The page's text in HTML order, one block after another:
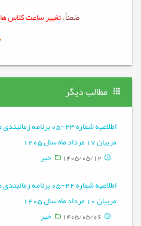
ضمناً ،تغيير ساعت کلاس
مطالب دیگر
اطلاعیه شماره 23-05
مربیان 17 مرداد ماه سال 1405
1405/05/12 خبر
اطلاعیه شماره 22-05
مربیان 10 مرداد ماه سال 1405
1405/05/06 خبر